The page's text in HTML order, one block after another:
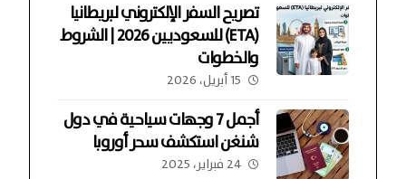
تصريح السفر الإلكتروني لبريطانيا
(ETA) للسعوديين 2026 | الشروط
والخطوات
15 أبريل، 2026
أجمل 7 وجهات سياحية في دول
شنغن استكشف سحر أوروبا
24 فبراير، 2025